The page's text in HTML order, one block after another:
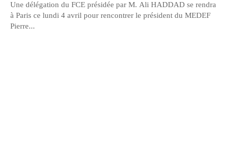
Une délégation du FCE présidée par M. Ali HADDAD se rendra
à Paris ce lundi 4 avril pour rencontrer le président du MEDEF
Pierre...